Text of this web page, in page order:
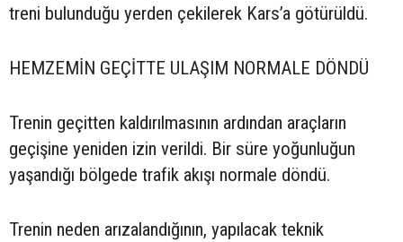
treni bulunduğu yerden çekilerek Kars’a götürüldü.
HEMZEMİN GEÇİTTE ULAŞIM NORMALE DÖNDÜ
Trenin geçitten kaldırılmasının ardından araçların
geçişine yeniden izin verildi. Bir süre yoğunluğun
yaşandığı bölgede trafik akışı normale döndü.
Trenin neden arızalandığının, yapılacak teknik